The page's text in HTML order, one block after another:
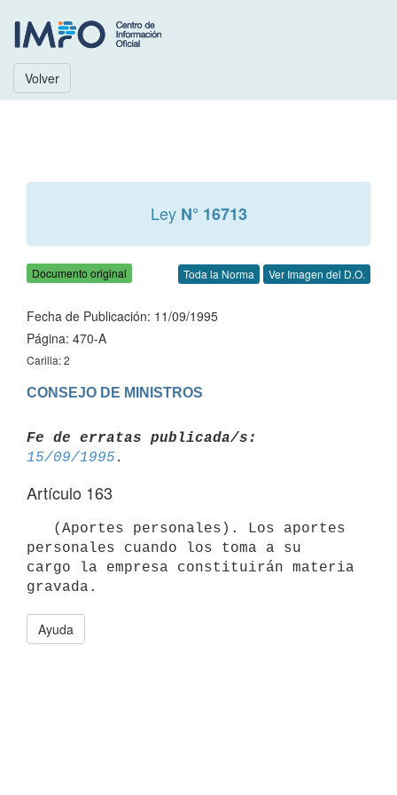
Volver
Ley N° 16713
Documento original Toda la Norma Ver Imagen del D.O.
Fecha de Publicación: 11/09/1995
Página: 470-A
Carilla: 2
Fe de erratas publicada/s:
15/09/1995
Artículo 163
personales cuando los toma a su
cargo la empresa constituirán materia
Ayuda